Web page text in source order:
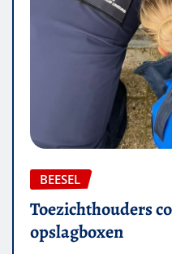
BEESEL
Toezichthouders
opslagboxen